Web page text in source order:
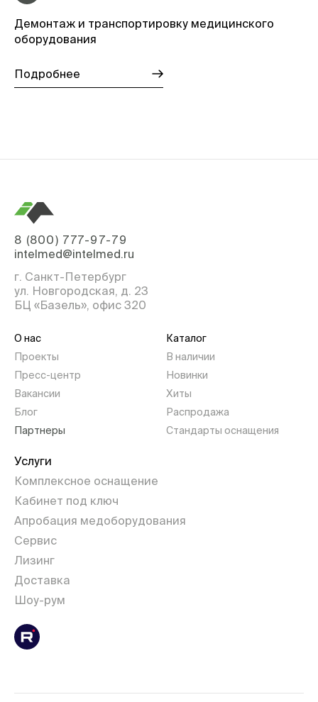
Демонтаж и транспортировку медицинского
оборудования
Подробнее
8 (800) 777-97-79
intelmed@intelmed.ru
г. Санкт-Петербург
ул. Новгородская, д. 23
БЦ «Базель», офис 320
О нас
Проекты
Пресс-центр
Вакансии
Блог
Партнеры
Каталог
В наличии
Новинки
Хиты
Распродажа
Стандарты оснащения
Услуги
Комплексное оснащение
Кабинет под ключ
Апробация медоборудования
Сервис
Лизинг
Доставка
Шоу-рум